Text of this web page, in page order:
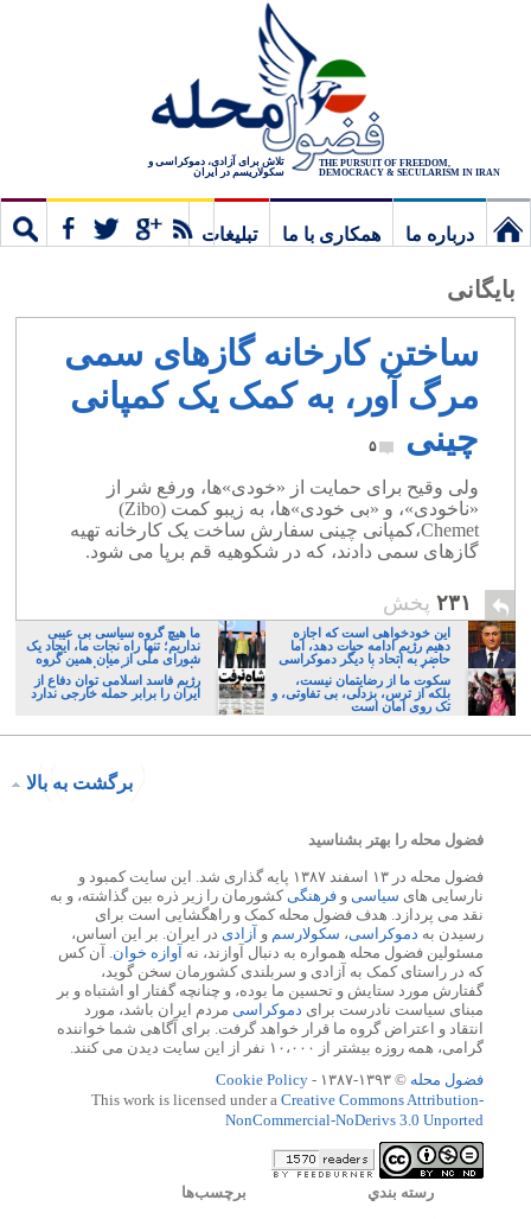
THE PURSUIT OF FREEDOM,
DEMOCRACY & SECULARISM IN IRAN
تلاش برای آزادی، دموکراسی و
سکولاریسم در ایران
درباره ما همکاری با ما
تبلیغات
بایگانی
ساختن کارخانه گازهای سمی
مرگ آور، به کمک یک کمپانی
چینی
۵
ولی وقیح برای حمایت از «خودی»ها، ورفع شر از
«ناخودی»، و «بی خودی»ها، به زیبو کمت (‪(‬Zibo
Chemet،کمپانی چینی سفارش ساخت یک کارخانه تهیه
گازهای سمی دادند، که در شکوهیه قم برپا می شود.
۲۳۱ پخش
این خودخواهی است که اجازه
دهیم رژیم ادامه حیات دهد، اما
حاضر به اتحاد با دیگر دموکراسی
خواهان نباشیم!
ما هیچ گروه سیاسی بی عیبی
نداریم؛ تنها راه نجات ما، ایجاد یک
شورای ملی از میان همین گروه
های پر عیب و ایراد است
سکوت ما از رضایتمان نیست،
بلکه از ترس، بزدلی، بی تفاوتی، و
تک روی امان است
رژیم فاسد اسلامی توان دفاع از
ایران را برابر حمله خارجی ندارد
برگشت به بالا
فضول محله را بهتر بشناسید
فضول محله در ۱۳ اسفند ۱۳۸۷ پایه گذاری شد. این سایت کمبود و
نارسایی های سیاسی و فرهنگیکشورمان را زیر ذره بین گذاشته، و به
نقد می پردازد. هدف فضول محله کمک و راهگشایی است برای
رسیدن به دموکراسی، سکولارسم و آزادی در ایران. بر این اساس،
مسئولین فضول محله همواره به دنبال آوازند، نه آوازه خوان. آن کس
که در راستای کمک به آزادی و سربلندی کشورمان سخن گوید،
گفتارش مورد ستایش و تحسین ما بوده، و چنانچه گفتار او اشتباه و بر
مبنای سیاست نادرست برای دموکراسی مردم ایران باشد، مورد
انتقاد و اعتراض گروه ما قرار خواهد گرفت. برای آگاهی شما خواننده
گرامی، همه روزه بیشتر از ۱۰،۰۰۰ نفر از این سایت دیدن می کنند.
فضول محله © ۱۳۹۳-۱۳۸۷ -
Cookie Policy
This work is licensed under a Creative Commons Attribution-
NonCommercial-NoDerivs 3.0 Unported
رسته بندي برچسب‌ها